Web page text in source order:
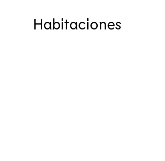
Habitaciones